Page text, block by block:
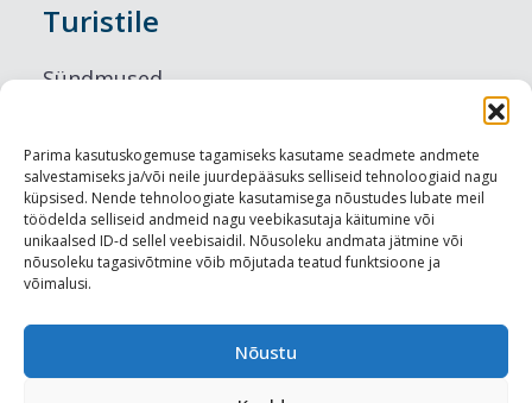
Parima kasutuskogemuse tagamiseks kasutame seadmete andmete
salvestamiseks ja/või neile juurdepääsuks selliseid tehnoloogiaid nagu
küpsised. Nende tehnoloogiate kasutamisega nõustudes lubate meil
töödelda selliseid andmeid nagu veebikasutaja käitumine või
unikaalsed ID-d sellel veebisaidil. Nõusoleku andmata jätmine või
nõusoleku tagasivõtmine võib mõjutada teatud funktsioone ja
võimalusi.
Nõustu
Turistile
Sündmused
Maitseelamused
Vaatamisväärsused
Visit Tallinn
Turismiprofessionaalile